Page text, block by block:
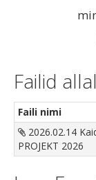
Failid
Faili nimi
2026.02.14
PROJEKT 2026